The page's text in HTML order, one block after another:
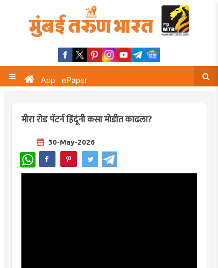
App ePaper
मीरा रोड पॅटर्न हिंदूंनी कसा मोडीत काढला?
30-May-2026
WhatsApp